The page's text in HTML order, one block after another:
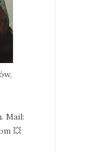
Mail:
💥